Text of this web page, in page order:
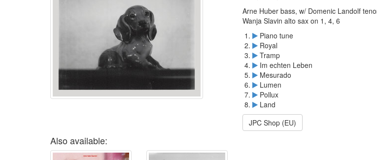
Arne Huber bass, w/ Domenic Landolf
Wanja Slavin alto sax on 1, 4, 6
Piano tune
Royal
Tramp
Im echten Leben
Mesurado
Lumen
Pollux
Land
JPC Shop (EU)
Also available: